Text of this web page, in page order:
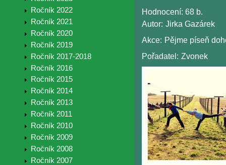
Ročník 2022
Ročník 2021
Ročník 2020
Ročník 2019
Ročník 2017-2018
Ročník 2016
Ročník 2015
Ročník 2014
Ročník 2013
Ročník 2011
Ročník 2010
Ročník 2009
Ročník 2008
Ročník 2007
Hodnocení: 68 b.
Autor: Jirka Gazárek
Akce: Pějme píseň
Pořadatel: Zvonek